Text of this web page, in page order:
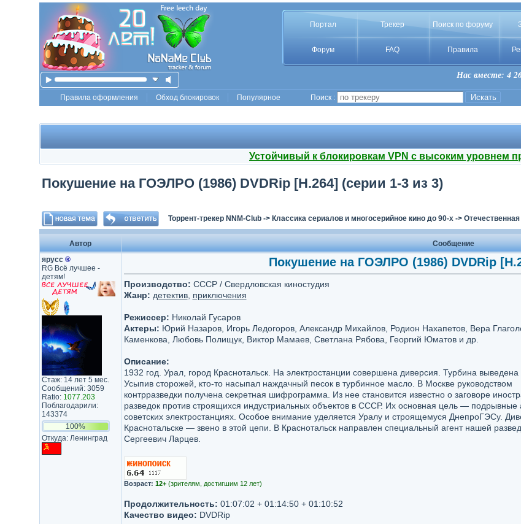
Портал Трекер Поиск по форуму
Форум FAQ Правила
Нас вместе: 4
Правила оформления Обход блокировок Популярное Поиск :
Устойчивый к блокировкам VPN с высоким уровнем
Покушение на ГОЭЛРО (1986) DVDRip [H.264] (серии 1-3 из 3)
Торрент-трекер NNM-Club-> Классика сериалов и многосерийное кино до 90-х->
Автор
Сообщение
ярусс ®
RG Всё лучшее -
детям!
Стаж: 14 лет 5 мес.
Сообщений: 3059
Ratio: 1077.203
Поблагодарили:
143374
100%
Откуда: Ленинград
Покушение на ГОЭЛРО (1986) DVDRip
Производство: СССР / Свердловская киностудия
Жанр: детектив, приключения
Режиссер: Николай Гусаров
Актеры: Юрий Назаров, Игорь Ледогоров, Александр Михайлов, Родион Нахапетов, Вера
Каменкова, Любовь Полищук, Виктор Мамаев, Светлана Рябова, Георгий Юматов и др.
Описание:
1932 год. Урал, город Краснотальск. На электростанции совершена диверсия. Турбина выведена
Усыпив сторожей, кто-то насыпал наждачный песок в турбинное масло. В Москве руководством
контрразведки получена секретная шифрограмма. Из нее становится известно о заговоре
разведок против строящихся индустриальных объектов в СССР. Их основная цель — подрывные
советских электростанциях. Особое внимание уделяется Уралу и строящемуся ДнепроГЭСу.
Краснотальске — звено в этой цепи. В Краснотальск направлен специальный агент нашей
Сергеевич Ларцев.
Возраст: 12+(зрителям, достигшим 12 лет)
Продолжительность: 01:07:02 + 01:14:50 + 01:10:52
Качество видео: DVDRip